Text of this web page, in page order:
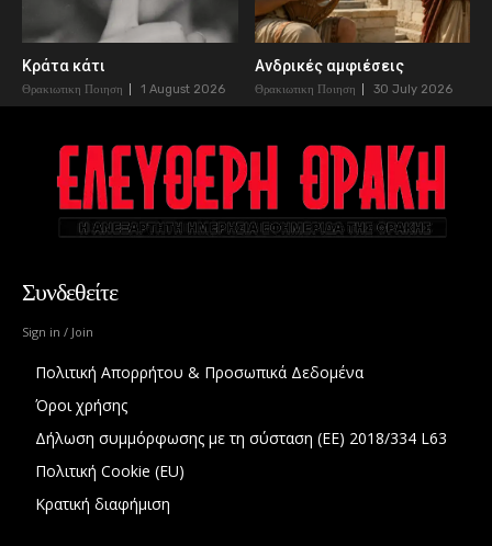
Κράτα κάτι
Θρακιωτικη Ποιηση 1 August 2026
Ανδρικές αμφιέσεις
Θρακιωτικη Ποιηση 30 July 2026
Συνδεθείτε
Sign in / Join
Πολιτική Απορρήτου & Προσωπικά Δεδομένα
Όροι χρήσης
Δήλωση συμμόρφωσης με τη σύσταση (ΕΕ) 2018/334 L63
Πολιτική Cookie (EU)
Κρατική διαφήμιση